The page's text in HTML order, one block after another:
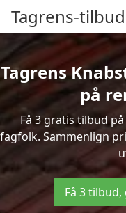
Tagrens-
Tagrens
på
Få 3 gratis tilbud
fagfolk. Sammenlign
Få 3